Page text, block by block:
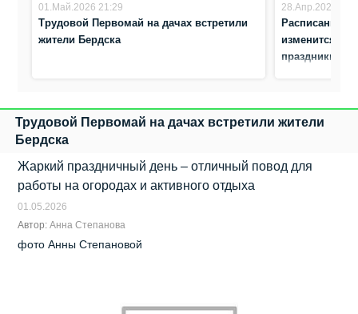
01.Май.2026 21:29
Трудовой Первомай на дачах встретили
жители Бердска
28.Апр.2026
Расписание
изменится
праздники
Трудовой Первомай на дачах встретили жители
Бердска
Жаркий праздничный день – отличный повод для
работы на огородах и активного отдыха
01.05.2026
Автор:Анна Степанова
фото Анны Степановой